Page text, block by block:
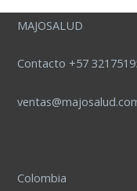
MAJOSALUD
Contacto +57
Colombia